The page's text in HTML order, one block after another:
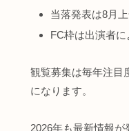
当落発表は8月
FC枠は出演者
観覧募集は毎年注目
になります。
2026年も最新情報